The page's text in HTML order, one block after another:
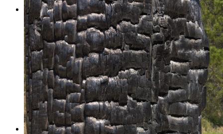
Medios
Videos
Fotos
Reportajes TV
Noticias